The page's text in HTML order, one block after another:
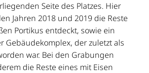
Seite des Platzes. Hier
Jahren 2018 und 2019 die Reste
Portikus entdeckt, sowie ein
Gebäudekomplex, der zuletzt als
war. Bei den Grabungen
die Reste eines mit Eisen